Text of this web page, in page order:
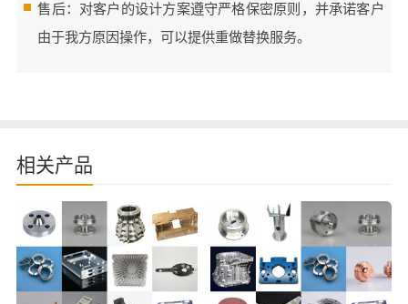
售后：对客户的设计方案遵守严格保密原则，并承诺客户
由于我方原因操作，可以提供重做替换服务。
相关产品